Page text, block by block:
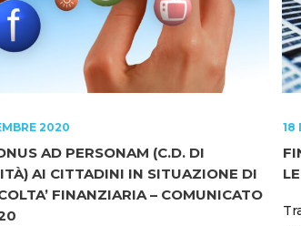
2020
AD PERSONAM (C.D. DI
AI CITTADINI IN SITUAZIONE DI
FINANZIARIA – COMUNICATO
18